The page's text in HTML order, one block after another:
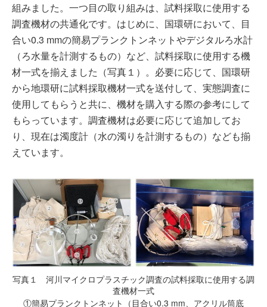
組みました。一つ目の取り組みは、試料採取に使用する
調査機材の共通化です。はじめに、国環研において、目
合い0.3 mmの簡易プランクトンネットやデジタルろ水計
（ろ水量を計測するもの）など、試料採取に使用する機
材一式を揃えました（写真１）。必要に応じて、国環研
から地環研に試料採取機材一式を送付して、実態調査に
使用してもらうと共に、機材を購入する際の参考にして
もらっています。調査機材は必要に応じて追加してお
り、現在は濁度計（水の濁りを計測するもの）なども揃
えています。
写真１ 河川マイクロプラスチック調査の試料採取に使用する調
査機材一式
①簡易プランクトンネット（目合い0.3 mm、アクリル筒底